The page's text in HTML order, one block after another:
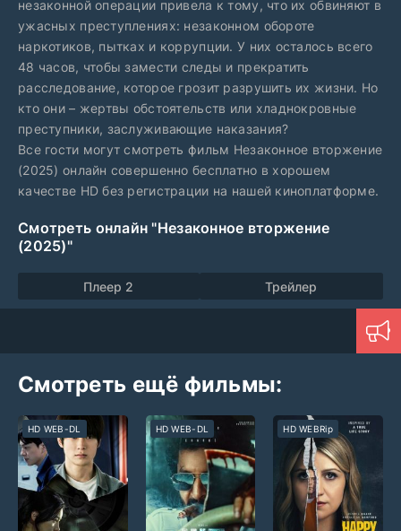
незаконной операции привела к тому, что их обвиняют в
ужасных преступлениях: незаконном обороте
наркотиков, пытках и коррупции. У них осталось всего
48 часов, чтобы замести следы и прекратить
расследование, которое грозит разрушить их жизни. Но
кто они – жертвы обстоятельств или хладнокровные
преступники, заслуживающие наказания?
Все гости могут смотреть фильм Незаконное вторжение
(2025) онлайн совершенно бесплатно в хорошем
качестве HD без регистрации на нашей киноплатформе.
Смотреть онлайн "Незаконное вторжение
(2025)"
Плеер 2 Трейлер
Смотреть ещё фильмы:
HD WEB-DL HD WEB-DL HD WEBRip